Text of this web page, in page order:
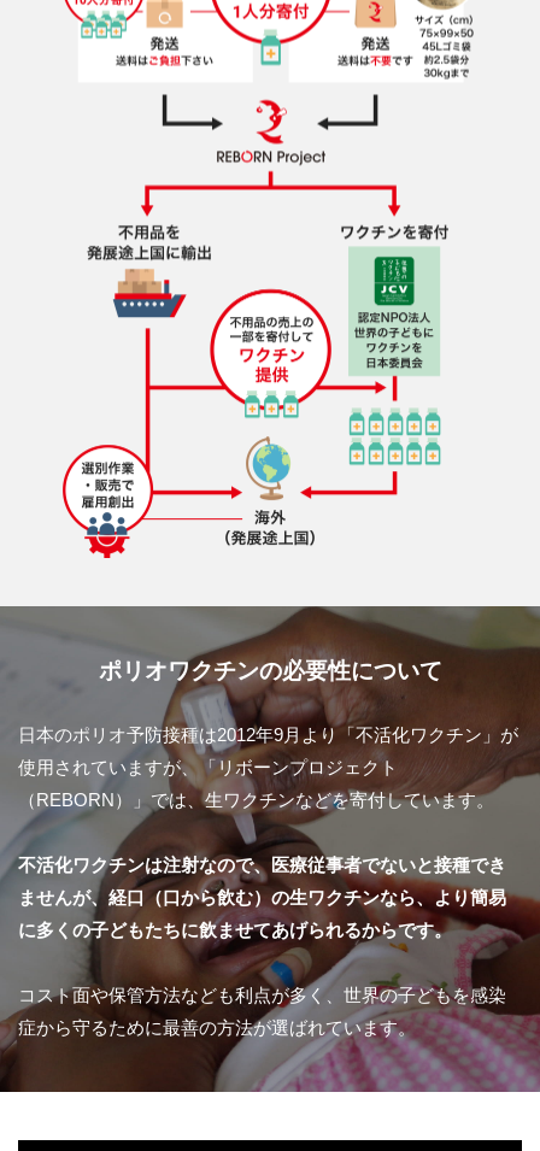
ポリオワクチンの必要性について
日本のポリオ予防接種は2012年9月より「不活化ワクチン」が
使用されていますが、「リボーンプロジェクト
（REBORN）」では、生ワクチンなどを寄付しています。
不活化ワクチンは注射なので、医療従事者でないと接種でき
ませんが、経口（口から飲む）の生ワクチンなら、より簡易
に多くの子どもたちに飲ませてあげられるからです。
コスト面や保管方法なども利点が多く、世界の子どもを感染
症から守るために最善の方法が選ばれています。